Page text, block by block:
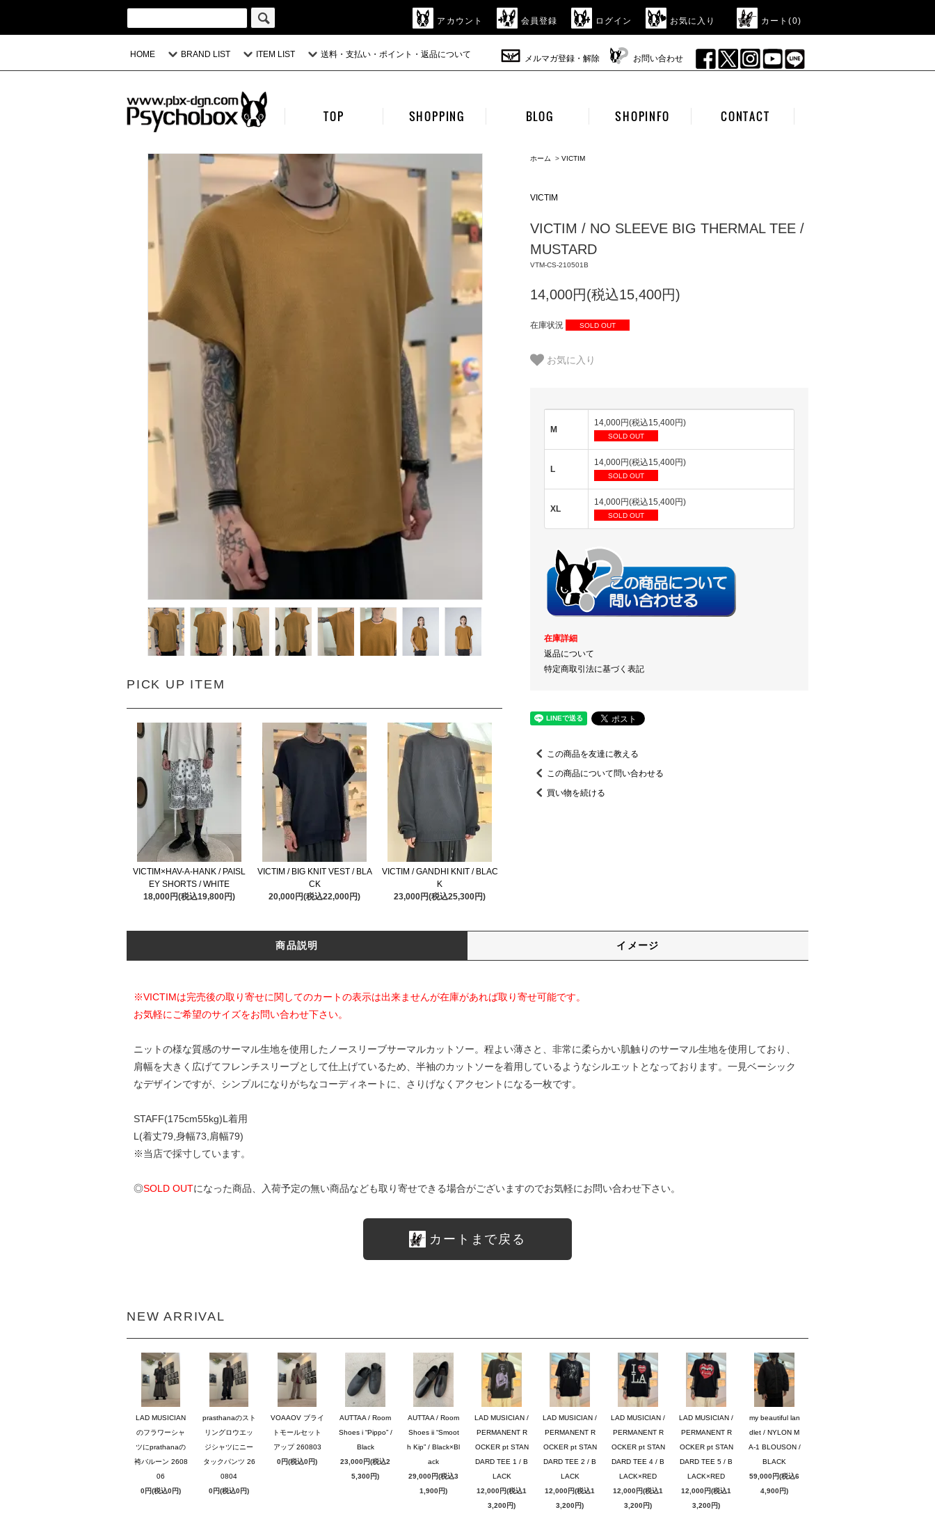
アカウント 会員登録 ログイン お気に入り カート(0)
HOME BRAND LIST ITEM LIST 送料・支払い・ポイント・返品について メルマガ登録・解除 お問い合わせ
TOP SHOPPING BLOG SHOPINFO CONTACT
PICK UP ITEM
VICTIM×HAV-A-HANK / PAISL
EY SHORTS / WHITE
18,000円(税込19,800円)
VICTIM / BIG KNIT VEST / BLA
CK
20,000円(税込22,000円)
VICTIM / GANDHI KNIT / BLAC
K
23,000円(税込25,300円)
ホーム > VICTIM
VICTIM
VICTIM / NO SLEEVE BIG THERMAL TEE /
MUSTARD
VTM-CS-210501B
14,000円(税込15,400円)
在庫状況 SOLD OUT
お気に入り
M
14,000円(税込15,400円)
SOLD OUT
L
14,000円(税込15,400円)
SOLD OUT
XL
14,000円(税込15,400円)
SOLD OUT
在庫詳細
返品について
特定商取引法に基づく表記
この商品を友達に教える
この商品について問い合わせる
買い物を続ける
商品説明 イメージ
※VICTIMは完売後の取り寄せに関してのカートの表示は出来ませんが在庫があれば取り寄せ可能です。
お気軽にご希望のサイズをお問い合わせ下さい。
ニットの様な質感のサーマル生地を使用したノースリーブサーマルカットソー。程よい薄さと、非常に柔らかい肌触りのサーマル生地を使用しており、
肩幅を大きく広げてフレンチスリーブとして仕上げているため、半袖のカットソーを着用しているようなシルエットとなっております。一見ベーシック
なデザインですが、シンプルになりがちなコーディネートに、さりげなくアクセントになる一枚です。
STAFF(175cm55kg)L着用
L(着丈79,身幅73,肩幅79)
※当店で採寸しています。
◎SOLD OUTになった商品、入荷予定の無い商品なども取り寄せできる場合がございますのでお気軽にお問い合わせ下さい。
カートまで戻る
NEW ARRIVAL
LAD MUSICIAN
のフラワーシャ
ツにprathanaの
袴バルーン 2608
06
0円(税込0円)
prasthanaのスト
リングロウエッ
ジシャツにニー
タックパンツ 26
0804
0円(税込0円)
VOAAOV ブライ
トモールセット
アップ 260803
0円(税込0円)
AUTTAA / Room
Shoes i “Pippo” /
Black
23,000円(税込2
5,300円)
AUTTAA / Room
Shoes ii “Smoot
h Kip” / Black×Bl
ack
29,000円(税込3
1,900円)
LAD MUSICIAN /
PERMANENT R
OCKER pt STAN
DARD TEE 1 / B
LACK
12,000円(税込1
3,200円)
LAD MUSICIAN /
PERMANENT R
OCKER pt STAN
DARD TEE 2 / B
LACK
12,000円(税込1
3,200円)
LAD MUSICIAN /
PERMANENT R
OCKER pt STAN
DARD TEE 4 / B
LACK×RED
12,000円(税込1
3,200円)
LAD MUSICIAN /
PERMANENT R
OCKER pt STAN
DARD TEE 5 / B
LACK×RED
12,000円(税込1
3,200円)
my beautiful lan
dlet / NYLON M
A-1 BLOUSON /
BLACK
59,000円(税込6
4,900円)